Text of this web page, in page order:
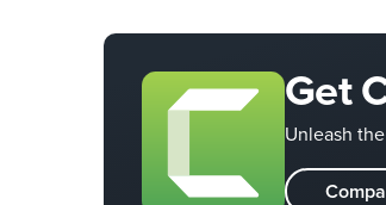
Get
Unleash